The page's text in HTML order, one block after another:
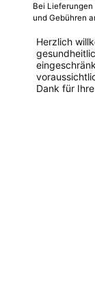
Bei
und Gebühren
Herzlich
Dank für